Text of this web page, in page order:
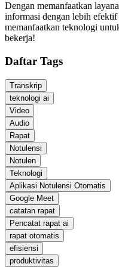
Dengan memanfaatkan
informasi dengan lebih
memanfaatkan teknologi
bekerja!
Daftar Tags
Transkrip
teknologi ai
Video
Audio
Rapat
Notulensi
Notulen
Teknologi
Aplikasi Notulensi Otomatis
Google Meet
catatan rapat
Pencatat rapat ai
rapat otomatis
efisiensi
produktivitas